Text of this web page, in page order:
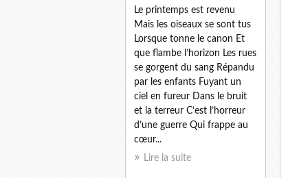
Le printemps est revenu
Mais les oiseaux se sont tus
Lorsque tonne le canon Et
que flambe l’horizon Les rues
se gorgent du sang Répandu
par les enfants Fuyant un
ciel en fureur Dans le bruit
et la terreur C’est l’horreur
d’une guerre Qui frappe au
cœur...
Lire la suite